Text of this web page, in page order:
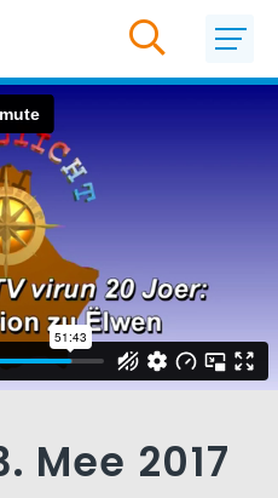
Mee 2017